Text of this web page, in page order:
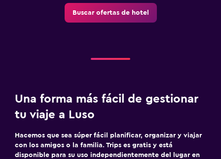
Buscar ofertas de hotel
Una forma más fácil de gestionar
tu viaje a Luso
Hacemos que sea súper fácil planificar, organizar y viajar
con los amigos o la familia. Trips es gratis y está
disponible para su uso independientemente del lugar en